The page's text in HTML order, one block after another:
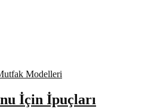
Modelleri
İçin İpuçları